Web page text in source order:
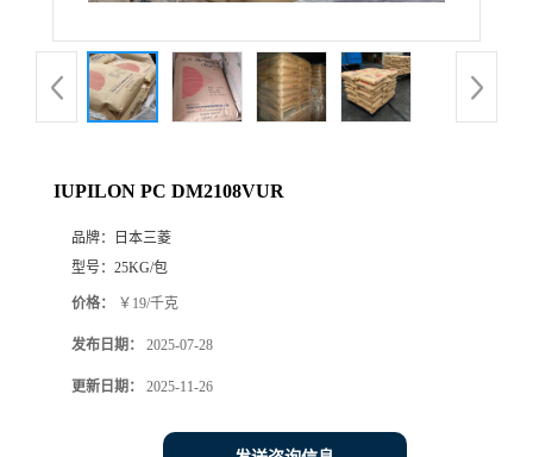
IUPILON PC DM2108VUR
品牌：
日本三菱
型号： 25KG/包
价格： ￥19/千克
发布日期： 2025-07-28
更新日期： 2025-11-26